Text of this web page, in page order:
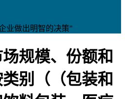
业做出明智的决策"
规模、份额和
别（（包装和